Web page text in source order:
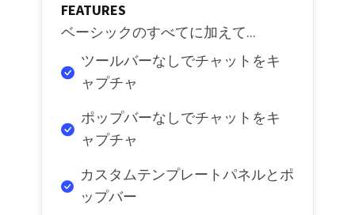
FEATURES
ベーシックのすべてに加えて...
ツールバーなしでチャットをキ
ャプチャ
ポップバーなしでチャットをキ
ャプチャ
カスタムテンプレートパネルとポ
ップバー